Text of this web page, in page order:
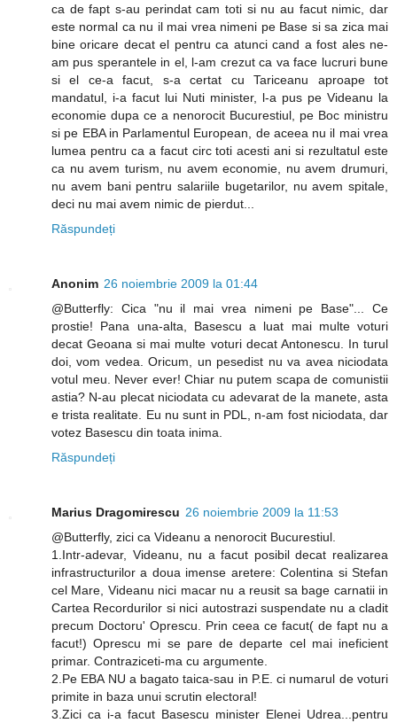
ca de fapt s-au perindat cam toti si nu au facut nimic, dar
este normal ca nu il mai vrea nimeni pe Base si sa zica mai
bine oricare decat el pentru ca atunci cand a fost ales ne-
am pus sperantele in el, l-am crezut ca va face lucruri bune
si el ce-a facut, s-a certat cu Tariceanu aproape tot
mandatul, i-a facut lui Nuti minister, l-a pus pe Videanu la
economie dupa ce a nenorocit Bucurestiul, pe Boc ministru
si pe EBA in Parlamentul European, de aceea nu il mai vrea
lumea pentru ca a facut circ toti acesti ani si rezultatul este
ca nu avem turism, nu avem economie, nu avem drumuri,
nu avem bani pentru salariile bugetarilor, nu avem spitale,
deci nu mai avem nimic de pierdut...
Răspundeți
Anonim 26 noiembrie 2009 la 01:44
@Butterfly: Cica "nu il mai vrea nimeni pe Base"... Ce
prostie! Pana una-alta, Basescu a luat mai multe voturi
decat Geoana si mai multe voturi decat Antonescu. In turul
doi, vom vedea. Oricum, un pesedist nu va avea niciodata
votul meu. Never ever! Chiar nu putem scapa de comunistii
astia? N-au plecat niciodata cu adevarat de la manete, asta
e trista realitate. Eu nu sunt in PDL, n-am fost niciodata, dar
votez Basescu din toata inima.
Răspundeți
Marius Dragomirescu 26 noiembrie 2009 la 11:53
@Butterfly, zici ca Videanu a nenorocit Bucurestiul.
1.Intr-adevar, Videanu, nu a facut posibil decat realizarea
infrastructurilor a doua imense aretere: Colentina si Stefan
cel Mare, Videanu nici macar nu a reusit sa bage carnatii in
Cartea Recordurilor si nici autostrazi suspendate nu a cladit
precum Doctoru' Oprescu. Prin ceea ce facut( de fapt nu a
facut!) Oprescu mi se pare de departe cel mai ineficient
primar. Contraziceti-ma cu argumente.
2.Pe EBA NU a bagato taica-sau in P.E. ci numarul de voturi
primite in baza unui scrutin electoral!
3.Zici ca i-a facut Basescu minister Elenei Udrea...pentru